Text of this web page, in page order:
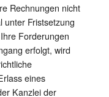
Rechnungen nicht
unter Fristsetzung
Forderungen
erfolgt, wird
eines
Kanzlei der